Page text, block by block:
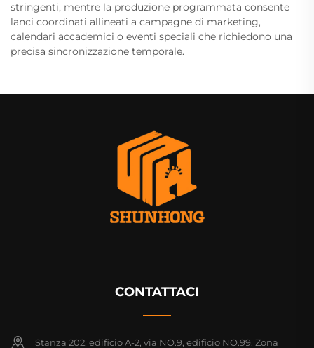
stringenti, mentre la produzione programmata consente
lanci coordinati allineati a campagne di marketing,
calendari accademici o eventi speciali che richiedono una
precisa sincronizzazione temporale.
CONTATTACI
Stanza 202, edificio A-2, via NO.9, edificio NO.99, Zona